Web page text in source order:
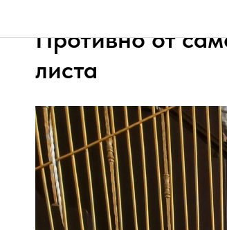
Противно от
листа